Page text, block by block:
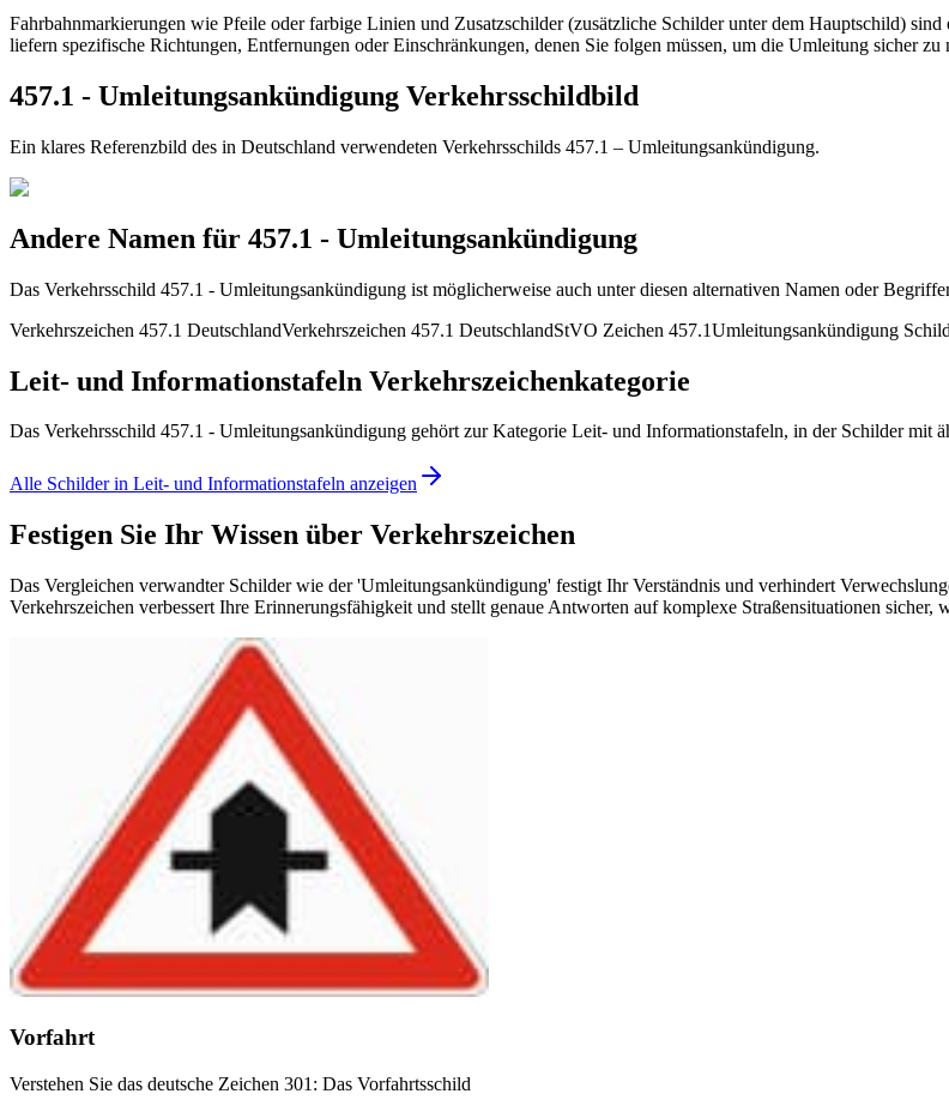
Fahrbahnmarkierungen wie Pfeile oder farbige Linien und Zusatzschilder (zusätzliche Schilder unter dem Hauptschild)
liefern spezifische Richtungen, Entfernungen oder Einschränkungen, denen Sie folgen müssen, um die Umleitung sicher zu
457.1 - Umleitungsankündigung Verkehrsschildbild
Ein klares Referenzbild des in Deutschland verwendeten Verkehrsschilds 457.1 – Umleitungsankündigung.
Andere Namen für 457.1 - Umleitungsankündigung
Das Verkehrsschild 457.1 - Umleitungsankündigung ist möglicherweise auch unter diesen alternativen Namen oder
Verkehrszeichen 457.1 DeutschlandVerkehrszeichen 457.1 DeutschlandStVO Zeichen 457.1Umleitungsankündigung Schild
Leit- und Informationstafeln Verkehrszeichenkategorie
Das Verkehrsschild 457.1 - Umleitungsankündigung gehört zur Kategorie Leit- und Informationstafeln, in der Schilder mit
Alle Schilder in Leit- und Informationstafeln anzeigen
Festigen Sie Ihr Wissen über Verkehrszeichen
Das Vergleichen verwandter Schilder wie der 'Umleitungsankündigung' festigt Ihr Verständnis und verhindert
Verkehrszeichen verbessert Ihre Erinnerungsfähigkeit und stellt genaue Antworten auf komplexe Straßensituationen sicher,
Vorfahrt
Verstehen Sie das deutsche Zeichen 301: Das Vorfahrtsschild